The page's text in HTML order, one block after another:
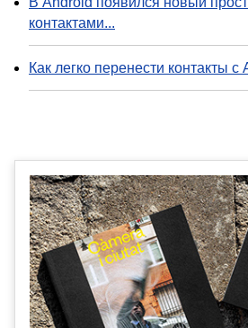
контактами...
Как легко перенести контакты